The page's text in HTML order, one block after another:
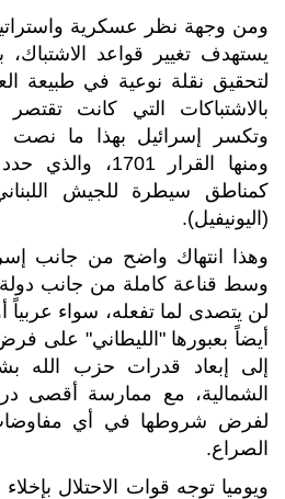
ومن وجهة نظر عسكرية
يستهدف تغيير قواعد
لتحقيق نقلة نوعية في طبيعة
بالاشتباكات التي كانت
وتكسر إسرائيل بهذا ما نصت
ومنها القرار
كمناطق سيطرة للجيش
(اليونيفيل).
وهذا انتهاك واضح من جانب
وسط قناعة كاملة من جانب دولة
لن يتصدى لما تفعله، سواء عربياً
أيضاً بعبورها "الليطاني" على
إلى إبعاد قدرات حزب الله
الشمالية، مع ممارسة أقصى
لفرض شروطها في أي مفاوضات
الصراع.
ويوميا توجه قوات الاحتلال